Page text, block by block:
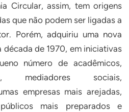
Circular, assim, tem origens
que não podem ser ligadas a
Porém, adquiriu uma nova
de 1970, em iniciativas
número de acadêmicos,
mediadores sociais,
empresas mais arejadas,
mais preparados e